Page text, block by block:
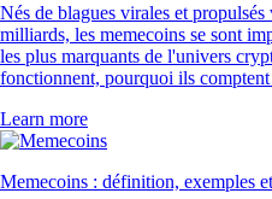
Nés de blagues virales et
milliards, les memecoins se sont
les plus marquants de l'univers
fonctionnent, pourquoi ils
Learn more
Memecoins : définition, exemples